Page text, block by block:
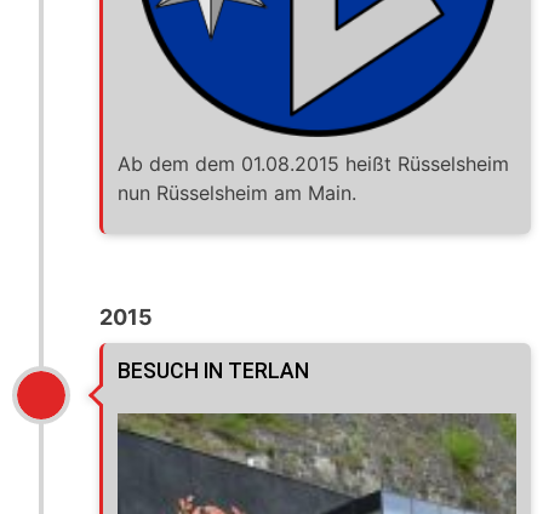
Ab dem dem 01.08.2015 heißt Rüsselsheim
nun Rüsselsheim am Main.
2015
BESUCH IN TERLAN